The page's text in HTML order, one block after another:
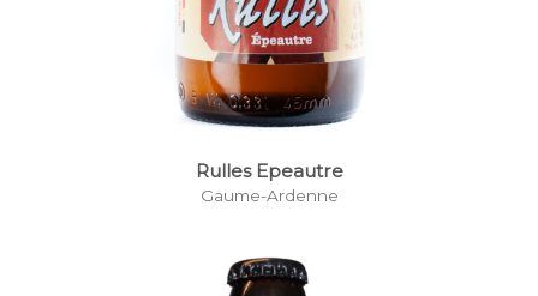
Rulles Epeautre
Gaume-Ardenne